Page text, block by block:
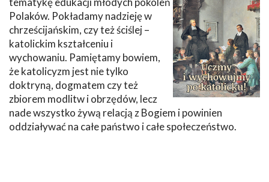
Polaków. Pokładamy nadzieję w
chrześcijańskim, czy też ściślej –
katolickim kształceniu i
wychowaniu. Pamiętamy bowiem,
że katolicyzm jest nie tylko
doktryną, dogmatem czy też
zbiorem modlitw i obrzędów, lecz
nade wszystko żywą relacją z Bogiem i powinien
oddziaływać na całe państwo i całe społeczeństwo.